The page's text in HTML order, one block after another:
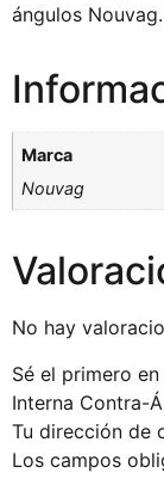
ángulos
Marca
Nouvag
No hay
Sé el primero
Interna Contra-
Tu dirección de
Los campos